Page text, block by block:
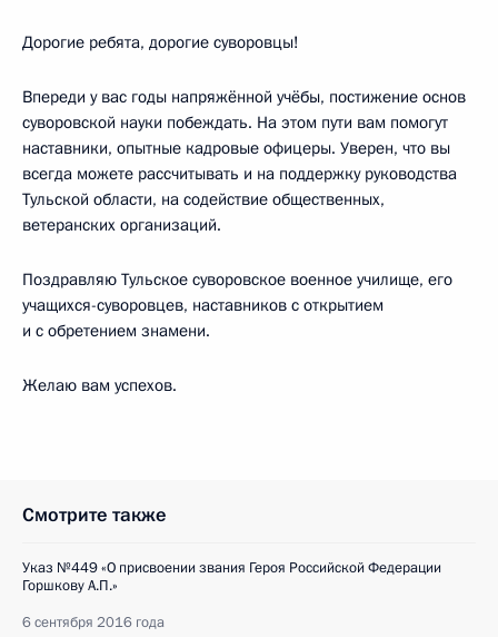
Дорогие ребята, дорогие суворовцы!
Впереди у вас годы напряжённой учёбы, постижение основ
суворовской науки побеждать. На этом пути вам помогут
наставники, опытные кадровые офицеры. Уверен, что вы
всегда можете рассчитывать и на поддержку руководства
Тульской области, на содействие общественных,
ветеранских организаций.
Поздравляю Тульское суворовское военное училище, его
учащихся-суворовцев, наставников с открытием
и с обретением знамени.
Желаю вам успехов.
Смотрите также
Указ №449 «О присвоении звания Героя Российской Федерации
Горшкову А.П.»
6 сентября 2016 года